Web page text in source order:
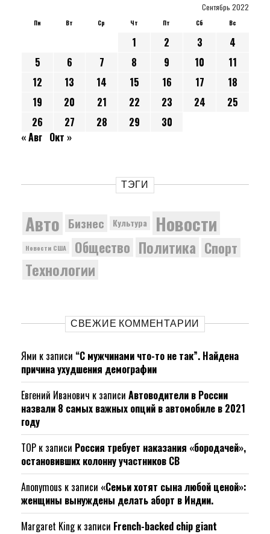
Сентябрь 2022
Пн Вт Ср Чт Пт Сб Вс
1 2 3
4
5
6 7 8 9 10
11
12
13 14 15 16 17
18
19
20 21 22 23 24
25
26
27 28 29
30
« Авг Окт »
ТЭГИ
Авто Бизнес Культура Новости
Новости США Общество Политика Спорт
Технологии
СВЕЖИЕ КОММЕНТАРИИ
Ями к записи “С мужчинами что-то не так”. Найдена
причина ухудшения демографии
Евгений Иванович к записи Автоводители в России
назвали 8 самых важных опций в автомобиле в 2021
году
ТОР к записи Россия требует наказания «бородачей»,
остановивших колонну участников СВ
Anonymous к записи «Семьи хотят сына любой ценой»:
женщины вынуждены делать аборт в Индии.
Margaret Kingк записи French-backed chip giant